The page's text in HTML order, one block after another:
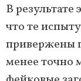
В результате
что те
привержены
менее точно